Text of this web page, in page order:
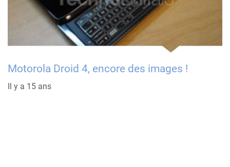
Motorola Droid 4, encore des images !
Il y a 15 ans